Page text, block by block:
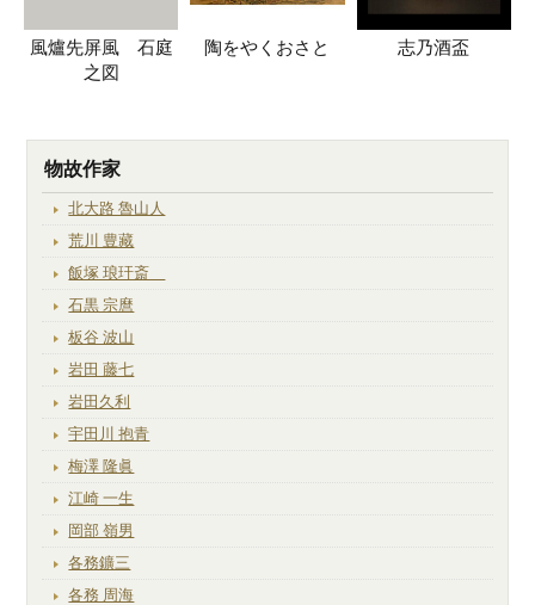
風爐先屏風 石庭
之図
陶をやくおさと 志乃酒盃
物故作家
北大路 魯山人
荒川 豊藏
飯塚 琅玕斎
石黒 宗麿
板谷 波山
岩田 藤七
岩田久利
宇田川 抱青
梅澤 隆眞
江崎 一生
岡部 嶺男
各務鑛三
各務 周海